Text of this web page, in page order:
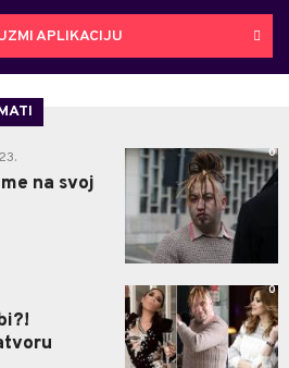
APLIKACIJU
na svoj
0
0